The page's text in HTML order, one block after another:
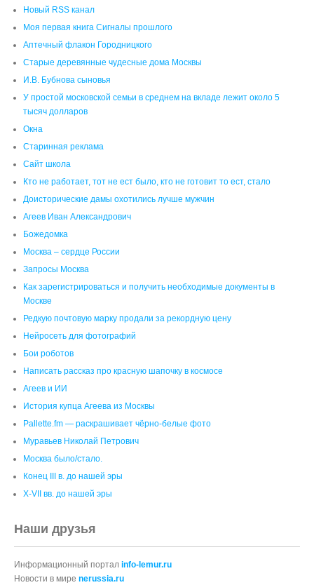
Новый RSS канал
Моя первая книга Сигналы прошлого
Аптечный флакон Городницкого
Старые деревянные чудесные дома Москвы
И.В. Бубнова сыновья
У простой московской семьи в среднем на вкладе лежит около 5
тысяч долларов
Окна
Старинная реклама
Сайт школа
Кто не работает, тот не ест было, кто не готовит то ест, стало
Доисторические дамы охотились лучше мужчин
Агеев Иван Александрович
Божедомка
Москва – сердце России
Запросы Москва
Как зарегистрироваться и получить необходимые документы в
Москве
Редкую почтовую марку продали за рекордную цену
Нейросеть для фотографий
Бои роботов
Написать рассказ про красную шапочку в космосе
Агеев и ИИ
История купца Агеева из Москвы
Pallette.fm — раскрашивает чёрно‑белые фото
Муравьев Николай Петрович
Москва было/стало.
Конец III в. до нашей эры
X-VII вв. до нашей эры
Наши друзья
Информационный портал info-lemur.ru
Новости в мире nerussia.ru